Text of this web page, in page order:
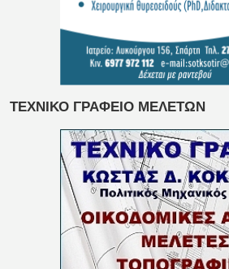
ΤΕΧΝΙΚΟ ΓΡΑΦΕΙΟ ΜΕΛΕΤΩΝ